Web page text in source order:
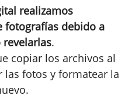
realizamos
fotografías debido a
.
copiar los archivos al
las fotos y formatear la